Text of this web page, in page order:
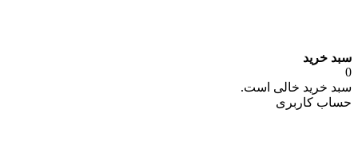
سبد خرید
0
سبد خرید خالی است.
حساب کاربری